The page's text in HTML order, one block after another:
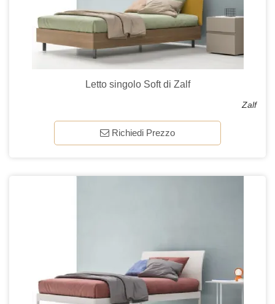
Letto singolo Soft di Zalf
Zalf
Richiedi Prezzo